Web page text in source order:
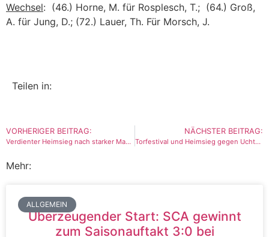
Wechsel: (46.) Horne, M. für Rosplesch, T.; (64.) Groß,
A. für Jung, D.; (72.) Lauer, Th. Für Morsch, J.
Teilen in:
VORHERIGER BEITRAG:
Verdienter Heimsieg nach starker Mannschaftsleistung gegen Tabellenführer aus Primstal
NÄCHSTER BEITRAG:
Torfestival und Heimsieg gegen Uchtelfangen
Mehr:
ALLGEMEIN
Überzeugender Start: SCA gewinnt
zum Saisonauftakt 3:0 bei